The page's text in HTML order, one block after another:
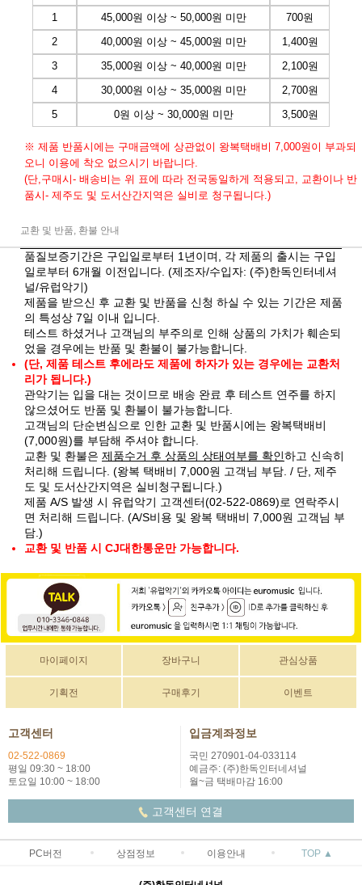
1
45,000원 이상 ~ 50,000원 미만
700원
2
40,000원 이상 ~ 45,000원 미만
1,400원
3
35,000원 이상 ~ 40,000원 미만
2,100원
4
30,000원 이상 ~ 35,000원 미만
2,700원
5
0원 이상 ~ 30,000원 미만 3,500원
※ 제품 반품시에는 구매금액에 상관없이 왕복택배비 7,000원이 부과되
오니 이용에 착오 없으시기 바랍니다.
(단,구매시- 배송비는 위 표에 따라 전국동일하게 적용되고, 교환이나 반
품시- 제주도 및 도서산간지역은 실비로 청구됩니다.)
교환 및 반품, 환불 안내
품질보증기간은 구입일로부터 1년이며, 각 제품의 출시는 구입
일로부터 6개월 이전입니다. (제조자/수입자: (주)한독인터네셔
널/유럽악기)
제품을 받으신 후 교환 및 반품을 신청 하실 수 있는 기간은 제품
의 특성상 7일 이내 입니다.
테스트 하셨거나 고객님의 부주의로 인해 상품의 가치가 훼손되
었을 경우에는 반품 및 환불이 불가능합니다.
(단, 제품 테스트 후에라도 제품에 하자가 있는 경우에는 교환처
리가 됩니다.)
관악기는 입을 대는 것이므로 배송 완료 후 테스트 연주를 하지
않으셨어도 반품 및 환불이 불가능합니다.
고객님의 단순변심으로 인한 교환 및 반품시에는 왕복택배비
(7,000원)를 부담해 주셔야 합니다.
교환 및 환불은 제품수거 후 상품의 상태여부를 확인하고 신속히
처리해 드립니다. (왕복 택배비 7,000원 고객님 부담. / 단, 제주
도 및 도서산간지역은 실비청구됩니다.)
제품 A/S 발생 시 유럽악기 고객센터(02-522-0869)로 연락주시
면 처리해 드립니다. (A/S비용 및 왕복 택배비 7,000원 고객님 부
담.)
교환 및 반품 시 CJ대한통운만 가능합니다.
마이페이지 장바구니 관심상품
기획전 구매후기 이벤트
고객센터
02-522-0869
평일 09:30 ~ 18:00
토요일 10:00 ~ 18:00
입금계좌정보
국민 270901-04-033114
예금주: (주)한독인터네셔널
월~금 택배마감 16:00
고객센터 연결
PC버전 상점정보 이용안내 TOP ▲